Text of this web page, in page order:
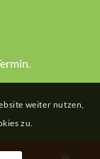
weiter nutzen,
zu.